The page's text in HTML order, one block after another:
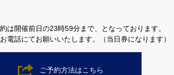
は開催前日の23時59分まで、となっております。
電話にてお願いいたします。（当日券になります）
ご予約方法はこちら